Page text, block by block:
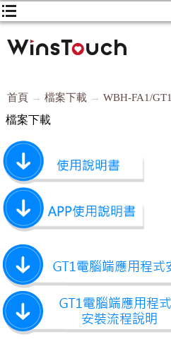
首頁 檔案下載 WBH-FA1/GT1
檔案下載